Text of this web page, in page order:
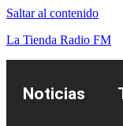
Saltar al contenido
La Tienda Radio FM
Noticias